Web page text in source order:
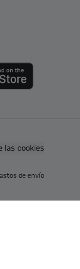
las cookies
de envío